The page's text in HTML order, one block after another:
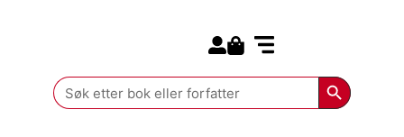
Search
for:
Search